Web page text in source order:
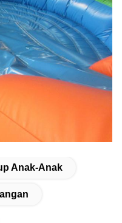
Anak-Anak